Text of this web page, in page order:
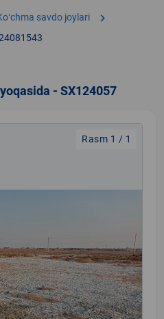
savdo joylari chevron_right
- SX124057
Rasm 1 / 1